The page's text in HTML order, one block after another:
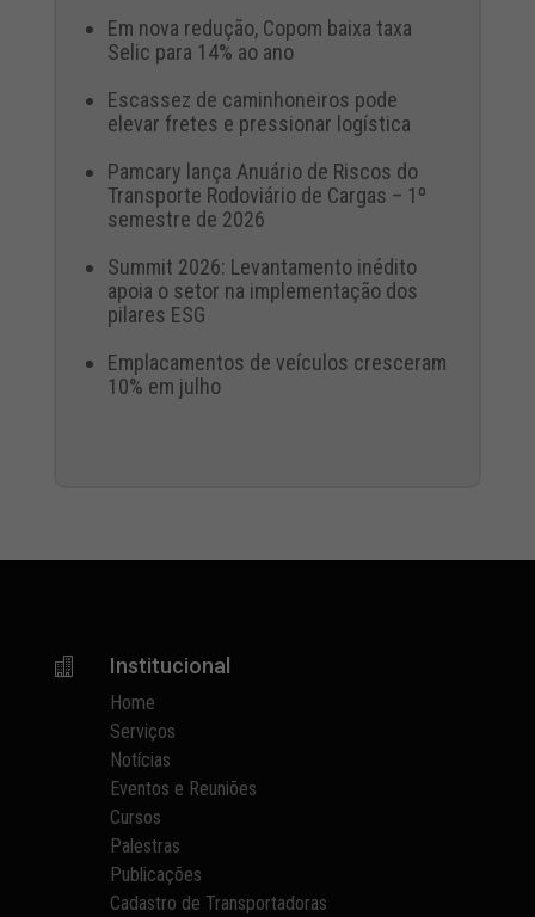
Em nova redução, Copom baixa taxa
Selic para 14% ao ano
Escassez de caminhoneiros pode
elevar fretes e pressionar logística
Pamcary lança Anuário de Riscos do
Transporte Rodoviário de Cargas – 1º
semestre de 2026
Summit 2026: Levantamento inédito
apoia o setor na implementação dos
pilares ESG
Emplacamentos de veículos cresceram
10% em julho
 Institucional
Home
Serviços
Notícias
Eventos e Reuniões
Cursos
Palestras
Publicações
Cadastro de Transportadoras